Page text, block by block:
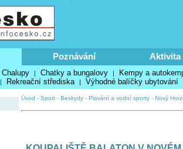
Poznávání Aktivita
Chalupy | Chatky a bungalovy | Kempy a
| Rekreační střediska | Výhodné balíčky ubytování
Úvod - Sport - Beskydy - Plavání a vodní sporty - Nový